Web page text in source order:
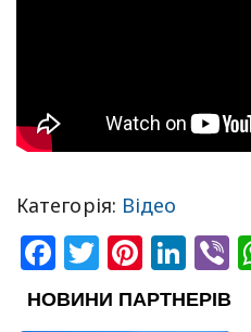
Категорія: Відео
Facebook
Twitter